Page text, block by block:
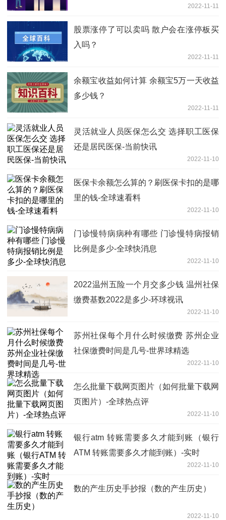
2022-11-11
股票涨停了可以卖吗 散户会在涨停板买
入吗？
2022-11-11
余额宝收益如何计算 余额宝5万一天收益
多少钱？
2022-11-11
灵活就业人员医保怎么交 选择职工医保
还是居民医保-当前快讯
2022-11-10
医保卡余额怎么算的？刷医保卡扣的是哪
里的钱-全球速看料
2022-11-10
门诊慢特病病种有哪些 门诊慢特病报销
比例是多少-全球快消息
2022-11-10
2022温州五险一个月交多少钱 温州社保
缴费基数2022是多少-环球视讯
2022-11-10
苏州社保每个月什么时候缴费 苏州企业
社保缴费时间是几号-世界球精选
2022-11-10
怎么批量下载网页图片（如何批量下载网
页图片）-全球热点评
2022-11-10
银行atm 转账需要多久才能到账（银行
ATM 转账需要多久才能到账）-实时
2022-11-10
数的产生历史手抄报（数的产生历史）
2022-11-10